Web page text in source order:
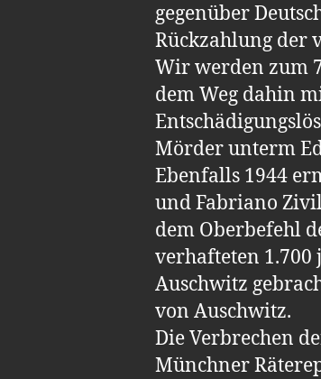
gegenüber
Rückzahlung der
Wir werden zum
dem Weg dahin
Mörder unterm
Ebenfalls 1944
und Fabriano
dem Oberbefehl
verhafteten 1.700
Auschwitz
von Auschwitz.
Die Verbrechen
Münchner